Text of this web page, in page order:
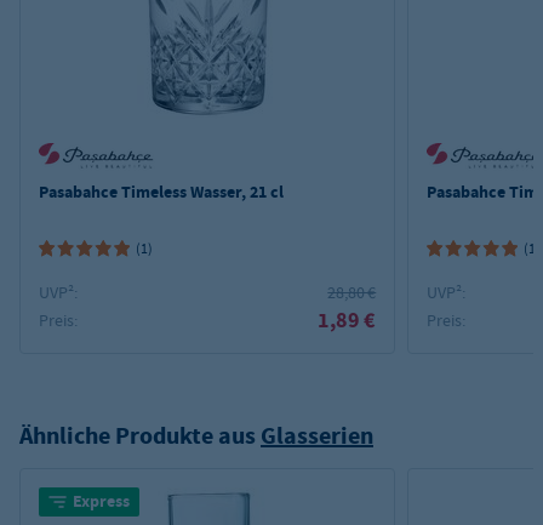
Pasabahce Timeless Wasser, 21 cl
(1)
UVP²:
28,80 €
Preis:
1,89 €
Pasabahce
(1)
UVP²:
Preis:
Ähnliche Produkte aus Glasserien
Express